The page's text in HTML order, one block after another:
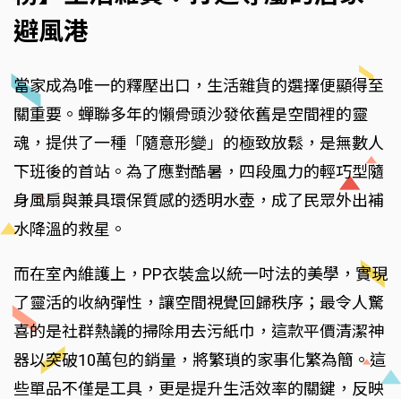
避風港
當家成為唯一的釋壓出口，生活雜貨的選擇便顯得至
關重要。蟬聯多年的懶骨頭沙發依舊是空間裡的靈
魂，提供了一種「隨意形變」的極致放鬆，是無數人
下班後的首站。為了應對酷暑，四段風力的輕巧型隨
身風扇與兼具環保質感的透明水壺，成了民眾外出補
水降溫的救星。
而在室內維護上，PP衣裝盒以統一吋法的美學，實現
了靈活的收納彈性，讓空間視覺回歸秩序；最令人驚
喜的是社群熱議的掃除用去污紙巾，這款平價清潔神
器以突破10萬包的銷量，將繁瑣的家事化繁為簡。這
些單品不僅是工具，更是提升生活效率的關鍵，反映